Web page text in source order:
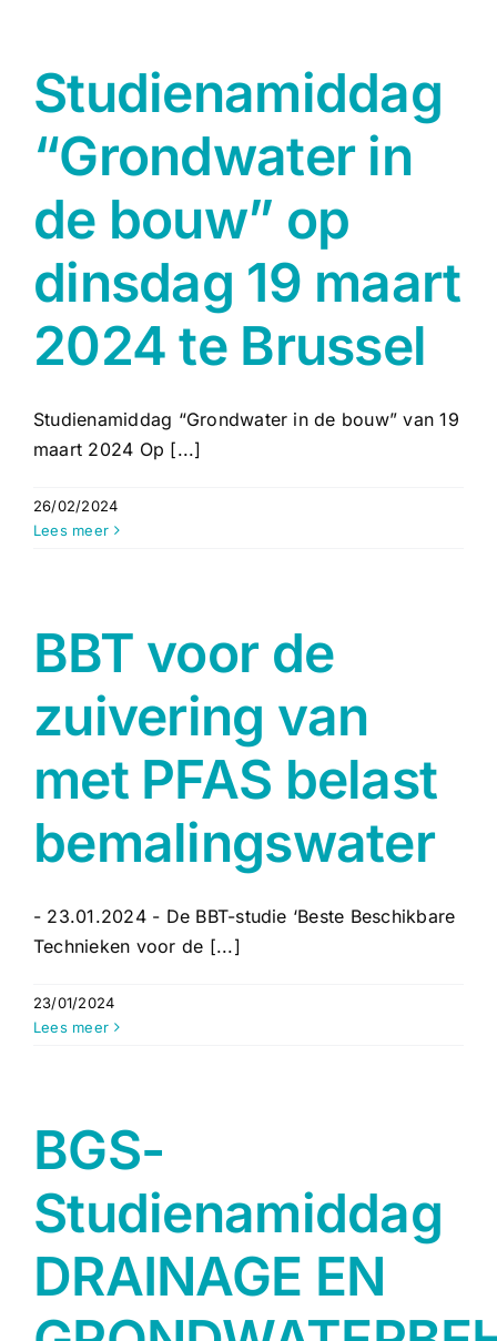
Studienamiddag
“Grondwater in
de bouw” op
dinsdag 19 maart
2024 te Brussel
Studienamiddag “Grondwater in de bouw” van 19
maart 2024 Op [...]
26/02/2024
Lees meer
BBT voor de
zuivering van
met PFAS belast
bemalingswater
- 23.01.2024 - De BBT-studie ‘Beste Beschikbare
Technieken voor de [...]
23/01/2024
Lees meer
BGS-
Studienamiddag
DRAINAGE EN